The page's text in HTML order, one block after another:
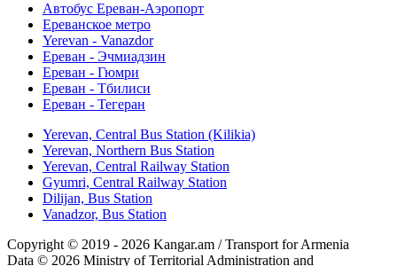
Автобус Ереван-Аэропорт
Ереванское метро
Yerevan - Vanazdor
Ереван - Эчмиадзин
Ереван - Гюмри
Ереван - Тбилиси
Ереван - Тегеран
Yerevan, Central Bus Station (Kilikia)
Yerevan, Northern Bus Station
Yerevan, Central Railway Station
Gyumri, Central Railway Station
Dilijan, Bus Station
Vanadzor, Bus Station
Copyright © 2019 - 2026 Kangar.am / Transport for Armenia
Data © 2026 Ministry of Territorial Administration and